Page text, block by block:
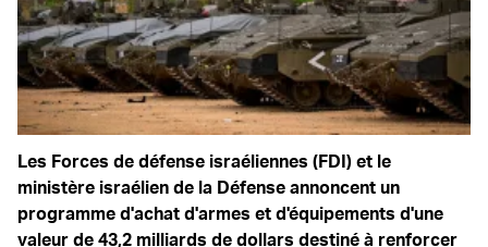
Les Forces de défense israéliennes (FDI) et le
ministère israélien de la Défense annoncent un
programme d'achat d'armes et d'équipements d'une
valeur de 43,2 milliards de dollars destiné à renforcer